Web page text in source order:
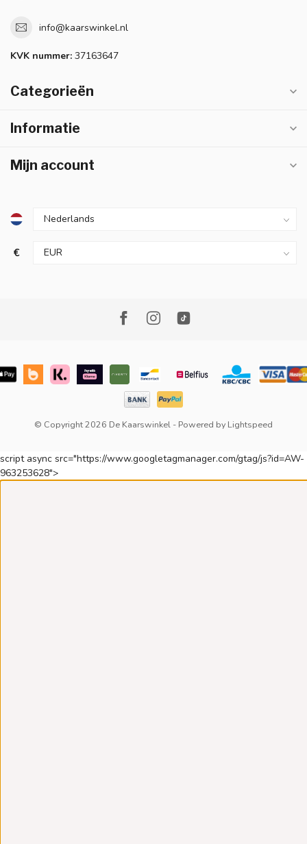
info@kaarswinkel.nl
KVK nummer: 37163647
Categorieën
Informatie
Mijn account
€
© Copyright 2026 De Kaarswinkel - Powered by Lightspeed
script async src="https://www.googletagmanager.com/gtag/js?id=AW-
963253628">